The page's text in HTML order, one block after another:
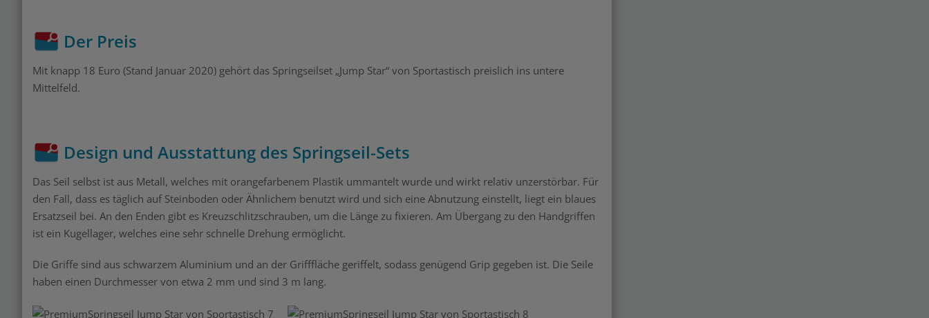
Der Preis
Mit knapp 18 Euro (Stand Januar 2020) gehört das Springseilset „Jump Star“ von Sportastisch preislich ins untere
Mittelfeld.
Design und Ausstattung des Springseil-Sets
Das Seil selbst ist aus Metall, welches mit orangefarbenem Plastik ummantelt wurde und wirkt relativ unzerstörbar. Für
den Fall, dass es täglich auf Steinboden oder Ähnlichem benutzt wird und sich eine Abnutzung einstellt, liegt ein blaues
Ersatzseil bei. An den Enden gibt es Kreuzschlitzschrauben, um die Länge zu fixieren. Am Übergang zu den Handgriffen
ist ein Kugellager, welches eine sehr schnelle Drehung ermöglicht.
Die Griffe sind aus schwarzem Aluminium und an der Grifffläche geriffelt, sodass genügend Grip gegeben ist. Die Seile
haben einen Durchmesser von etwa 2 mm und sind 3 m lang.